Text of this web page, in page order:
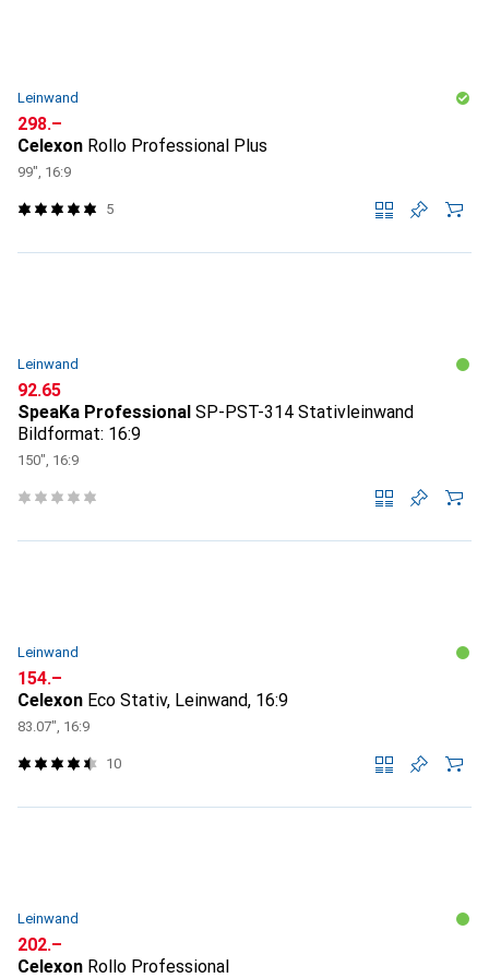
Leinwand
CHF
298.–
Celexon Rollo Professional Plus
99", 16:9
5
Leinwand
CHF
92.65
SpeaKa Professional SP-PST-314 Stativleinwand
Bildformat: 16:9
150", 16:9
Leinwand
CHF
154.–
Celexon Eco Stativ, Leinwand, 16:9
83.07", 16:9
10
Leinwand
CHF
202.–
Celexon Rollo Professional